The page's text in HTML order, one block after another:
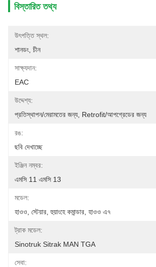
বিস্তারিত তথ্য
উৎপত্তি স্থল:
শানডং, চীন
সাক্ষ্যদান:
EAC
উদ্দেশ্য:
প্রতিস্থাপন/মেরামতের জন্য, Retrofit/আপগ্রেডের জন্য
রঙ:
ছবি দেখাচ্ছে
ইঞ্জিন নম্বর:
এমসি 11 এমসি 13
মডেল:
হাওও, স্টেয়ার, হুয়াংহে কমান্ডার, হাওও এ৭
ট্রাক মডেল:
Sinotruk Sitrak MAN TGA
সেবা: